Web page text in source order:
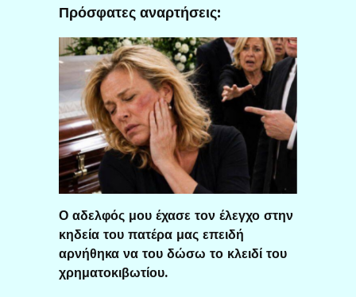
Πρόσφατες αναρτήσεις:
Ο αδελφός μου έχασε τον έλεγχο στην
κηδεία του πατέρα μας επειδή
αρνήθηκα να του δώσω το κλειδί του
χρηματοκιβωτίου.